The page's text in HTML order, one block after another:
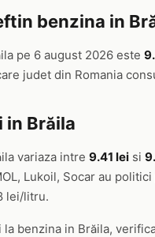
benzina in
pe 6 august 2026 este
judet din Romania
in Brăila
variaza intre 9.41 lei si
Lukoil, Socar au
lei/litru.
benzina in Brăila,